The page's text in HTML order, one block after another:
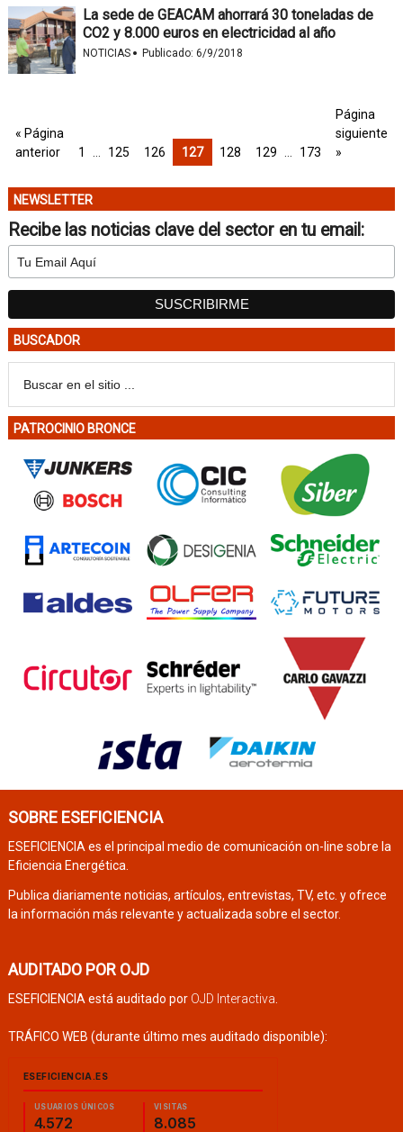
La sede de GEACAM ahorrará 30 toneladas de
CO2 y 8.000 euros en electricidad al año
NOTICIAS · Publicado: 6/9/2018
« Página
anterior
1 125 126 127 128 129 173
Página
siguiente
»
NEWSLETTER
Recibe las noticias clave del sector en tu email:
BUSCADOR
PATROCINIO BRONCE
SOBRE ESEFICIENCIA
ESEFICIENCIA es el principal medio de comunicación on-line sobre la
Eficiencia Energética.
Publica diariamente noticias, artículos, entrevistas, TV, etc. y ofrece
la información más relevante y actualizada sobre el sector.
AUDITADO POR OJD
ESEFICIENCIA está auditado por OJD Interactiva
TRÁFICO WEB (durante último mes auditado disponible):